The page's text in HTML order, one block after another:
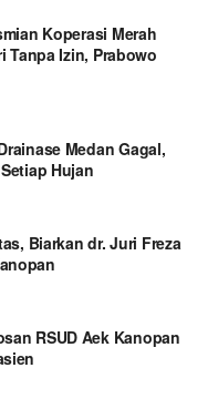
Koperasi Merah
Tanpa Izin, Prabowo
Medan Gagal,
Hujan
Biarkan dr. Juri Freza
RSUD Aek Kanopan